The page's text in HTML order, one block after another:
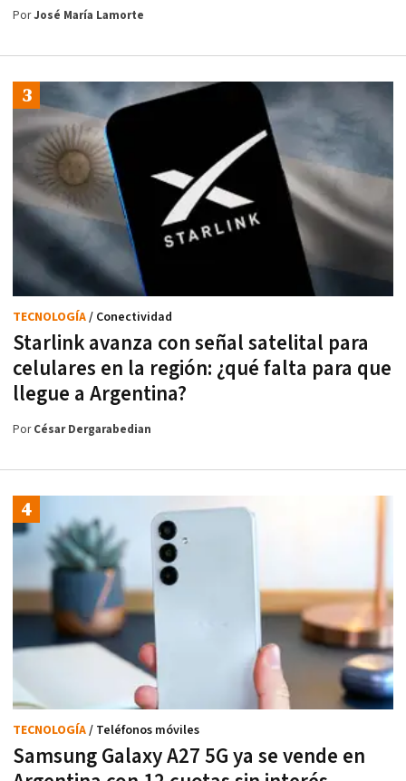
PorJosé María Lamorte
Starlink avanza con señal satelital para
celulares en la región: ¿qué falta para que
llegue a Argentina?
TECNOLOGÍA/ Conectividad
PorCésar Dergarabedian
Samsung Galaxy A27 5G ya se vende en
TECNOLOGÍA/ Teléfonos móviles